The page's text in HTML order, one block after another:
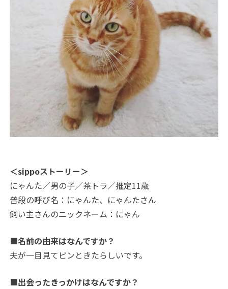
＜sippoストーリー＞
にゃんた／男の子／茶トラ／推定11歳
普段の呼び名：にゃんた、にゃんたさん
飼い主さんのニックネーム：にゃん
■名前の由来はなんですか？
夫が一目見てピンときたらしいです。
■出会ったきっかけはなんですか？